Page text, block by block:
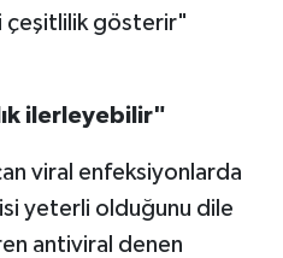
çeşitlilik gösterir"
ilerleyebilir"
viral enfeksiyonlarda
yeterli olduğunu dile
antiviral denen